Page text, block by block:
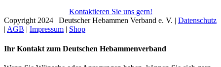
Kontaktieren Sie uns gern!
Copyright 2024 | Deutscher Hebammen Verband e. V. | Datenschutz
| AGB | Impressum | Shop
Toggle
Ihr Kontakt zum Deutschen Hebammenverband